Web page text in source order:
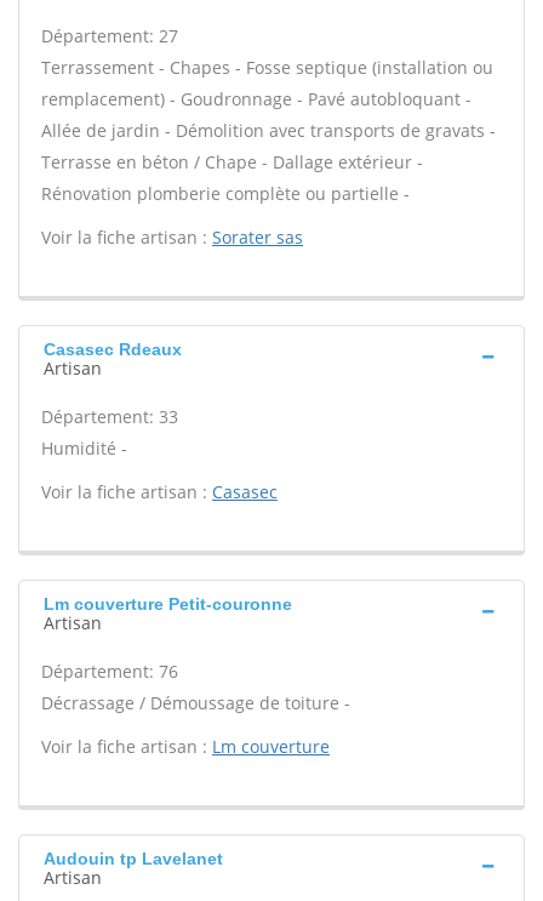
Département: 27
Terrassement - Chapes - Fosse septique (installation ou
remplacement) - Goudronnage - Pavé autobloquant -
Allée de jardin - Démolition avec transports de gravats -
Terrasse en béton / Chape - Dallage extérieur -
Rénovation plomberie complète ou partielle -
Voir la fiche artisan : Sorater sas
Casasec Rdeaux
Artisan
Département: 33
Humidité -
Voir la fiche artisan : Casasec
Lm couverture Petit-couronne
Artisan
Département: 76
Décrassage / Démoussage de toiture -
Voir la fiche artisan : Lm couverture
Audouin tp Lavelanet
Artisan